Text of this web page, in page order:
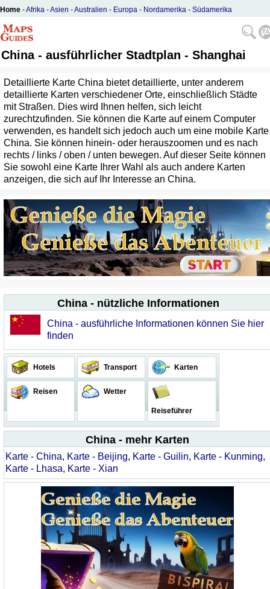
Home -Afrika -Asien -Australien - Europa - Nordamerika - Südamerika
China - ausführlicher Stadtplan - Shanghai
Detaillierte Karte China bietet detaillierte, unter anderem
detaillierte Karten verschiedener Orte, einschließlich Städte
mit Straßen. Dies wird Ihnen helfen, sich leicht
zurechtzufinden. Sie können die Karte auf einem Computer
verwenden, es handelt sich jedoch auch um eine mobile Karte
China. Sie können hinein- oder herauszoomen und es nach
rechts / links / oben / unten bewegen. Auf dieser Seite können
Sie sowohl eine Karte Ihrer Wahl als auch andere Karten
anzeigen, die sich auf Ihr Interesse an China.
China - nützliche Informationen
China - ausführliche Informationen können Sie hier
finden
Hotels Transport Karten
Reisen Wetter
Reiseführer
China - mehr Karten
Karte - China, Karte - Beijing, Karte - Guilin, Karte - Kunming,
Karte - Lhasa, Karte - Xian